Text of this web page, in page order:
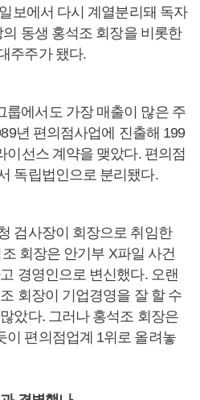
보에서 다시 계열분리돼 독자
동생 홍석조 회장을 비롯한
주주가 됐다.
룹에서도 가장 매출이 많은 주
년 편의점사업에 진출해 199
이선스 계약을 맺았다. 편의점
독립법인으로 분리됐다.
검사장이 회장으로 취임한
회장은 안기부 X파일 사건
경영인으로 변신했다. 오랜
회장이 기업경영을 잘 할 수
았다. 그러나 홍석조 회장은
이 편의점업계 1위로 올려놓